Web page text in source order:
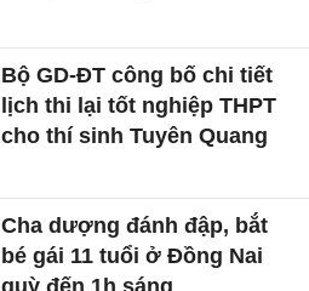
Bộ GD-ĐT công bố chi tiết
lịch thi lại tốt nghiệp THPT
cho thí sinh Tuyên Quang
Cha dượng đánh đập, bắt
bé gái 11 tuổi ở Đồng Nai
quỳ đến 1h sáng